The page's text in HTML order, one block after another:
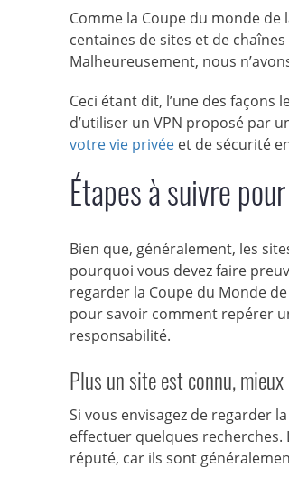
Comme la Coupe du monde de
centaines de sites et de
Malheureusement, nous
Ceci étant dit, l’une des façons
d’utiliser un VPN proposé par
votre vie privée et de sécurité
Étapes à suivre
Bien que, généralement, les
pourquoi vous devez faire
regarder la Coupe du Monde
pour savoir comment repérer
responsabilité.
Plus un site est connu, mieux
Si vous envisagez de regarder
effectuer quelques recherches.
réputé, car ils sont